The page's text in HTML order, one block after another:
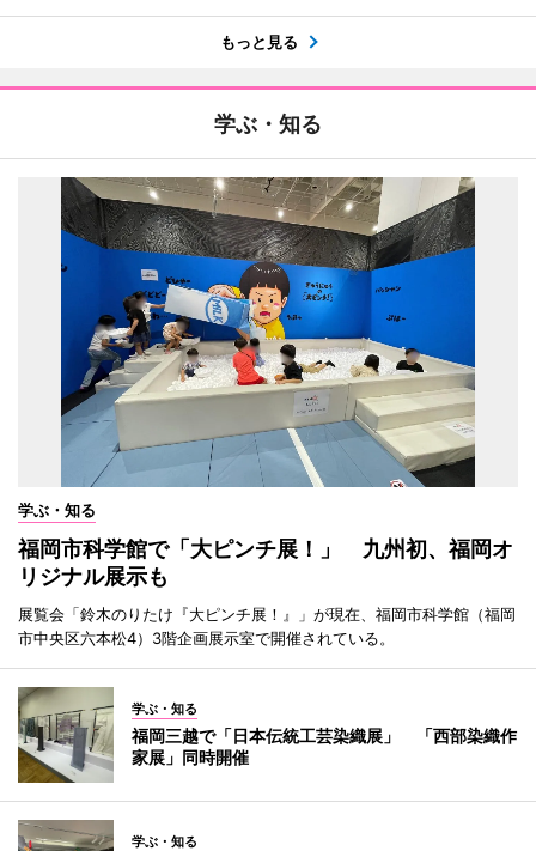
もっと見る
学ぶ・知る
学ぶ・知る
福岡市科学館で「大ピンチ展！」 九州初、福岡オ
リジナル展示も
展覧会「鈴木のりたけ『大ピンチ展！』」が現在、福岡市科学館（福岡
市中央区六本松4）3階企画展示室で開催されている。
学ぶ・知る
福岡三越で「日本伝統工芸染織展」 「西部染織作
家展」同時開催
学ぶ・知る